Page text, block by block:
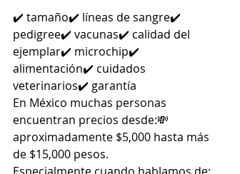
✔️ tamaño✔️ líneas de sangre✔️
pedigree✔️ vacunas✔️ calidad del
ejemplar✔️ microchip✔️
alimentación✔️ cuidados
veterinarios✔️ garantía
En México muchas personas
encuentran precios desde:💸
aproximadamente $5,000 hasta más
de $15,000 pesos.